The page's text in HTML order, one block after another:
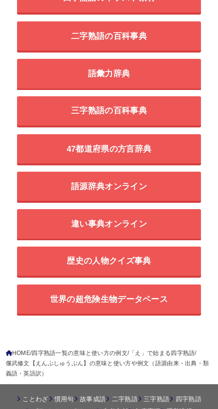
二字熟語の百科事典
語彙力辞典
三字熟語の百科事典
47都道府県の方言辞典
語源辞典オンライン
違い事典オンライン
歴史の人物クイズ事典
世界の超危険生物データベース
HOME 四字熟語一覧の意味と使い方の例文 「え」で始まる四字熟語
偃武修文【えんぶしゅうぶん】の意味と使い方や例文（語源由来・出典・類
義語・英語訳）
ことわざ 慣用句 故事成語 二字熟語 三字熟語
四字熟語